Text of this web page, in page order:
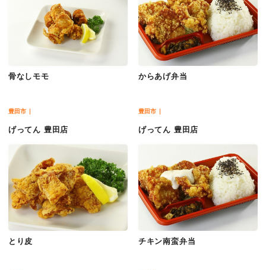
骨なしモモ からあげ弁当
豊田市
げってん 豊田店
とり皮
豊田市
げってん 豊田店
チキン南蛮弁当